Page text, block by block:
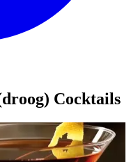
Cocktails